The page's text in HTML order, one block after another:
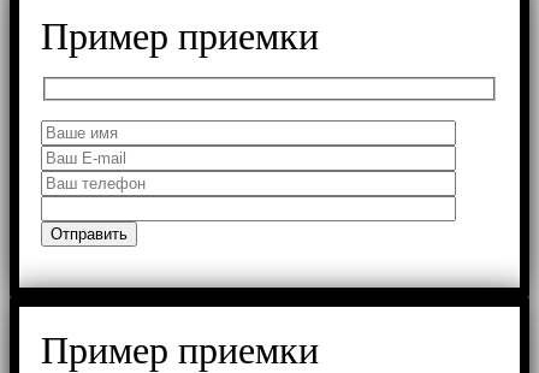
Пример приемки
Пример приемки